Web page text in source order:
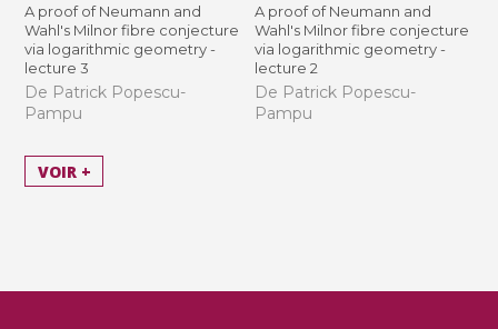
A proof of Neumann and
Wahl's Milnor fibre conjecture
via logarithmic geometry -
lecture 3
De Patrick Popescu-
Pampu
A proof of Neumann and
Wahl's Milnor fibre conjecture
via logarithmic geometry -
lecture 2
De Patrick Popescu-
Pampu
VOIR +